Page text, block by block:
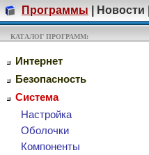
Программы Новости
КАТАЛОГ ПРОГРАММ:
Интернет
Безопасность
Система
Настройка
Оболочки
Компоненты